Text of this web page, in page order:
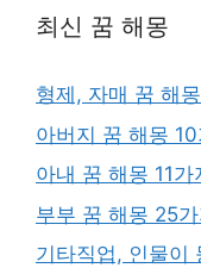
최신 꿈 해몽
형제, 자매 꿈 해
아버지 꿈 해몽
아내 꿈 해몽 11가
부부 꿈 해몽 25
기타직업, 인물이